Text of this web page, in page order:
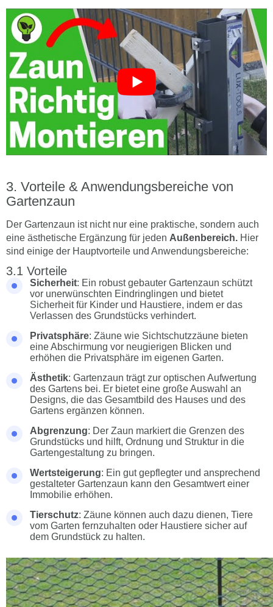
Vorteile & Anwendungsbereiche von
Gartenzaun
Der Gartenzaun ist nicht nur eine praktische, sondern auch
eine ästhetische Ergänzung für jeden Außenbereich. Hier
sind einige der Hauptvorteile und Anwendungsbereiche:
Vorteile
Sicherheit: Ein robust gebauter Gartenzaun schützt
vor unerwünschten Eindringlingen und bietet
Sicherheit für Kinder und Haustiere, indem er das
Verlassen des Grundstücks verhindert.
Privatsphäre: Zäune wie Sichtschutzzäune bieten
eine Abschirmung vor neugierigen Blicken und
erhöhen die Privatsphäre im eigenen Garten.
Ästhetik: Gartenzaun trägt zur optischen Aufwertung
des Gartens bei. Er bietet eine große Auswahl an
Designs, die das Gesamtbild des Hauses und des
Gartens ergänzen können.
Abgrenzung: Der Zaun markiert die Grenzen des
Grundstücks und hilft, Ordnung und Struktur in die
Gartengestaltung zu bringen.
Wertsteigerung: Ein gut gepflegter und ansprechend
gestalteter Gartenzaun kann den Gesamtwert einer
Immobilie erhöhen.
Tierschutz: Zäune können auch dazu dienen, Tiere
vom Garten fernzuhalten oder Haustiere sicher auf
dem Grundstück zu halten.